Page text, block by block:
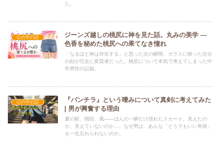
た。
心の中の話
ジーンズ越しの桃尻に神を見た話。丸みの美学 —
色香を秘めた桃尻への果てなき憧れ
「なるほど神は存在する」と思った次の瞬間、ガラスに映った自分
の顔が完全に変質者だった。桃尻について本気で考えてしまった中
年男性の記録。
心の中の話
『パンチラ』という嗜みについて真剣に考えてみた
| 男が興奮する理由
夏の駅、階段、風――ほんの一瞬だけ揺れたスカート。見えたの
か、見えていないのか…。なぜ男は、あんな「どうでもいい奇跡」
を一生忘れられないのか。